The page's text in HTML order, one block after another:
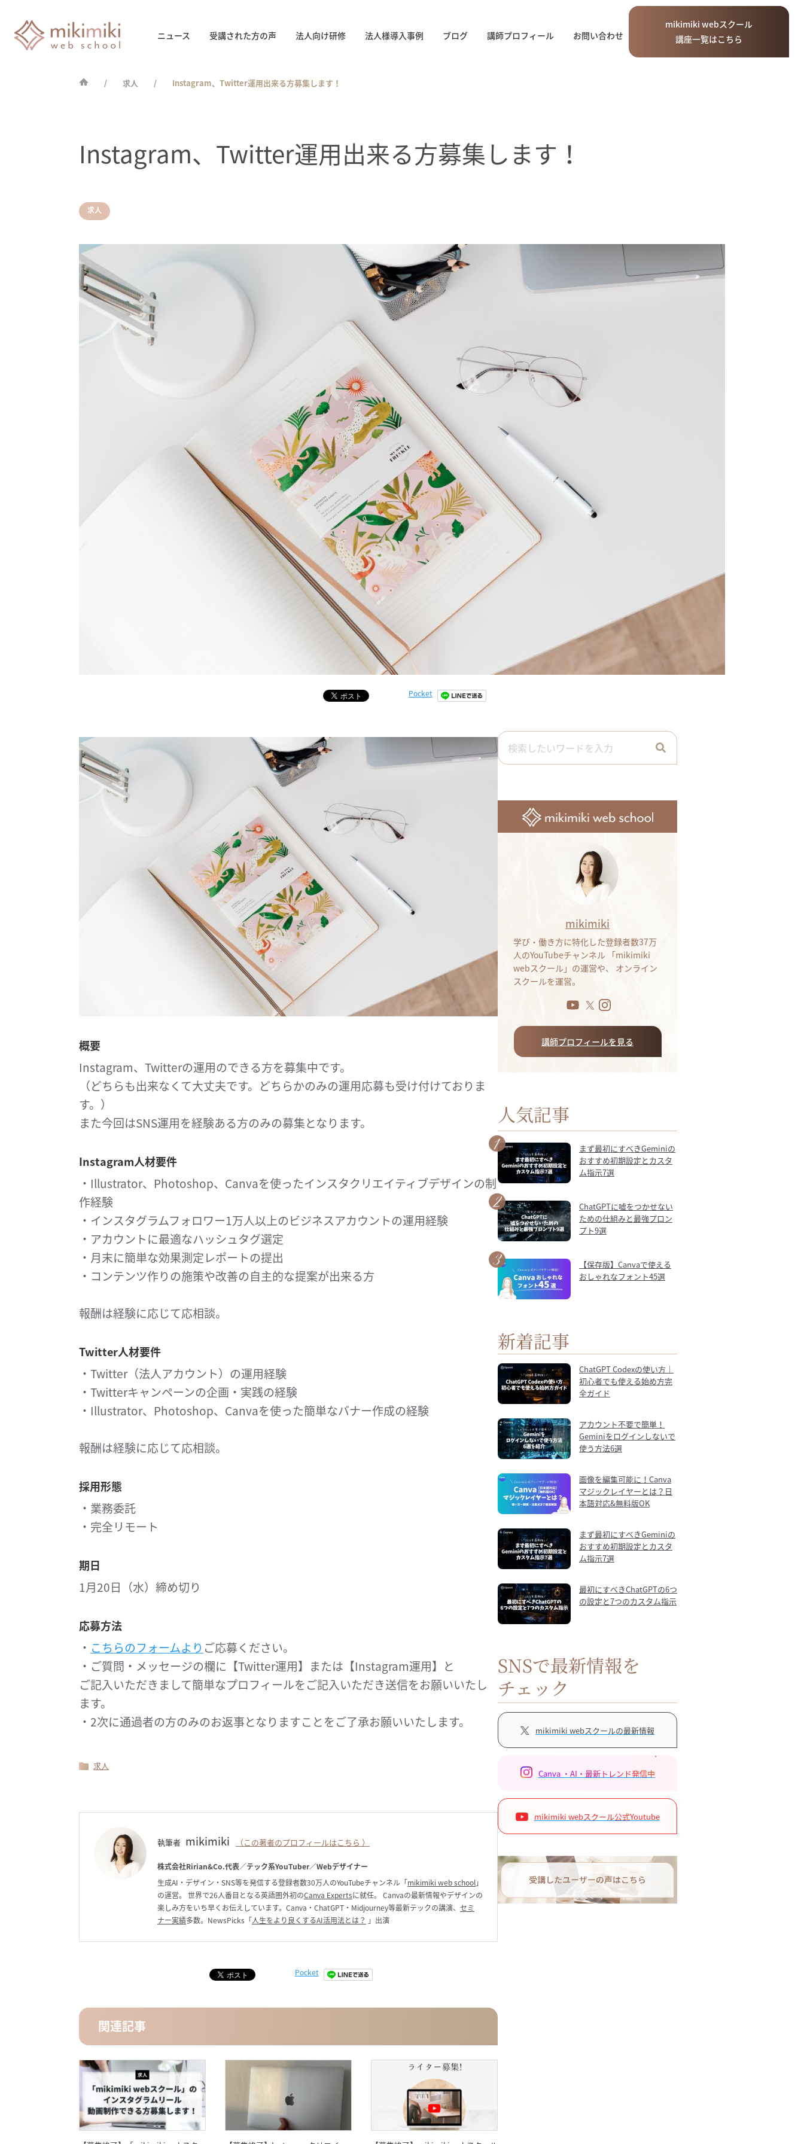
ニュース 受講された方の声 法人向け研修 法人様導入事例 ブログ 講師プロフィール お問い合わせ
mikimiki webスクール
講座一覧はこちら
求人 Instagram、Twitter運用出来る方募集します！
求人
Instagram、Twitter運用出来る方募集します！
Pocket
概要
Instagram、Twitterの運用のできる方を募集中です。
（どちらも出来なくて大丈夫です。どちらかのみの運用応募も受け付けておりま
す。）
また今回はSNS運用を経験ある方のみの募集となります。
Instagram人材要件
・Illustrator、Photoshop、Canvaを使ったインスタクリエイティブデザインの制
作経験
・インスタグラムフォロワー1万人以上のビジネスアカウントの運⽤経験
・アカウントに最適なハッシュタグ選定
・月末に簡単な効果測定レポートの提出
・コンテンツ作りの施策や改善の自主的な提案が出来る方
報酬は経験に応じて応相談。
Twitter人材要件
・Twitter（法⼈アカウント）の運用経験
・Twitterキャンペーンの企画・実践の経験
・Illustrator、Photoshop、Canvaを使った簡単なバナー作成の経験
報酬は経験に応じて応相談。
採用形態
・業務委託
・完全リモート
期日
1月20日（水）締め切り
応募方法
・ こちらのフォームより ご応募ください。
・ご質問・メッセージの欄に【Twitter運用】または【Instagram運用】と
ご記入いただきまして簡単なプロフィールをご記入いただき送信をお願いいたし
ます。
・2次に通過者の方のみのお返事となりますことをご了承お願いいたします。
求人
執筆者 mikimiki （この著者のプロフィールはこちら ）
株式会社Ririan&Co.代表／テック系YouTuber／Webデザイナー
生成AI・デザイン・SNS等を発信する登録者数30万人のYouTubeチャンネル「mikimiki web school」
の運営。 世界で26人番目となる英語圏外初のCanva Expertsに就任。 Canvaの最新情報やデザインの
楽しみ方をいち早くお伝えしています。Canva・ChatGPT・Midjourney等最新テックの講演、 セミ
ナー実績多数。NewsPicks「人生をより良くするAI活用法とは？ 」出演
Pocket
関連記事
mikimiki
学び・働き方に特化した登録者数37万
人のYouTubeチャンネル 「mikimiki
webスクール」の運営や、 オンライン
スクールを運営。
講師プロフィールを見る
人気記事
まず最初にすべきGeminiの
おすすめ初期設定とカスタ
ム指示7選
ChatGPTに嘘をつかせない
ための仕組みと最強プロン
プト9選
【保存版】Canvaで使える
おしゃれなフォント45選
新着記事
ChatGPT Codexの使い方｜
初心者でも使える始め方完
全ガイド
アカウント不要で簡単！
Geminiをログインしないで
使う方法6選
画像を編集可能に！Canva
マジックレイヤーとは？日
本語対応&無料版OK
まず最初にすべきGeminiの
おすすめ初期設定とカスタ
ム指示7選
最初にすべきChatGPTの6つ
の設定と7つのカスタム指示
SNSで最新情報を
チェック
mikimiki webスクールの最新情報
Canva ・AI・最新トレンド発信中
mikimiki webスクール公式Youtube